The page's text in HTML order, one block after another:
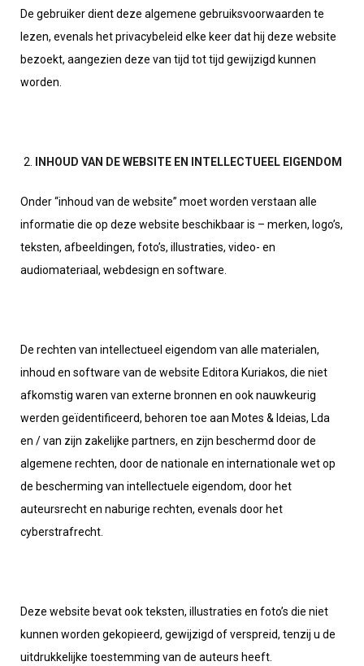
De gebruiker dient deze algemene gebruiksvoorwaarden te
lezen, evenals het privacybeleid elke keer dat hij deze website
bezoekt, aangezien deze van tijd tot tijd gewijzigd kunnen
worden.
INHOUD VAN DE WEBSITE EN INTELLECTUEEL EIGENDOM
Onder “inhoud van de website” moet worden verstaan alle
informatie die op deze website beschikbaar is – merken, logo’s,
teksten, afbeeldingen, foto’s, illustraties, video- en
audiomateriaal, webdesign en software.
De rechten van intellectueel eigendom van alle materialen,
inhoud en software van de website Editora Kuriakos, die niet
afkomstig waren van externe bronnen en ook nauwkeurig
werden geïdentificeerd, behoren toe aan Motes & Ideias, Lda
en / van zijn zakelijke partners, en zijn beschermd door de
algemene rechten, door de nationale en internationale wet op
de bescherming van intellectuele eigendom, door het
auteursrecht en naburige rechten, evenals door het
cyberstrafrecht.
Deze website bevat ook teksten, illustraties en foto’s die niet
kunnen worden gekopieerd, gewijzigd of verspreid, tenzij u de
uitdrukkelijke toestemming van de auteurs heeft.